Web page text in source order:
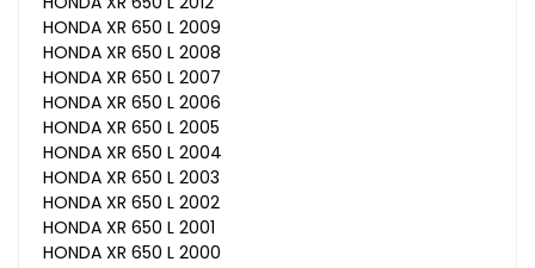
HONDA XR 650 L 2009
HONDA XR 650 L 2008
HONDA XR 650 L 2007
HONDA XR 650 L 2006
HONDA XR 650 L 2005
HONDA XR 650 L 2004
HONDA XR 650 L 2003
HONDA XR 650 L 2002
HONDA XR 650 L 2001
HONDA XR 650 L 2000